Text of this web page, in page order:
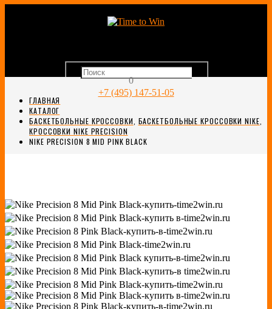
0
+7 (495) 147-51-05
ГЛАВНАЯ
КАТАЛОГ
БАСКЕТБОЛЬНЫЕ КРОССОВКИ БАСКЕТБОЛЬНЫЕ КРОССОВКИ NIKE
КРОССОВКИ NIKE PRECISION
NIKE PRECISION 8 MID PINK BLACK